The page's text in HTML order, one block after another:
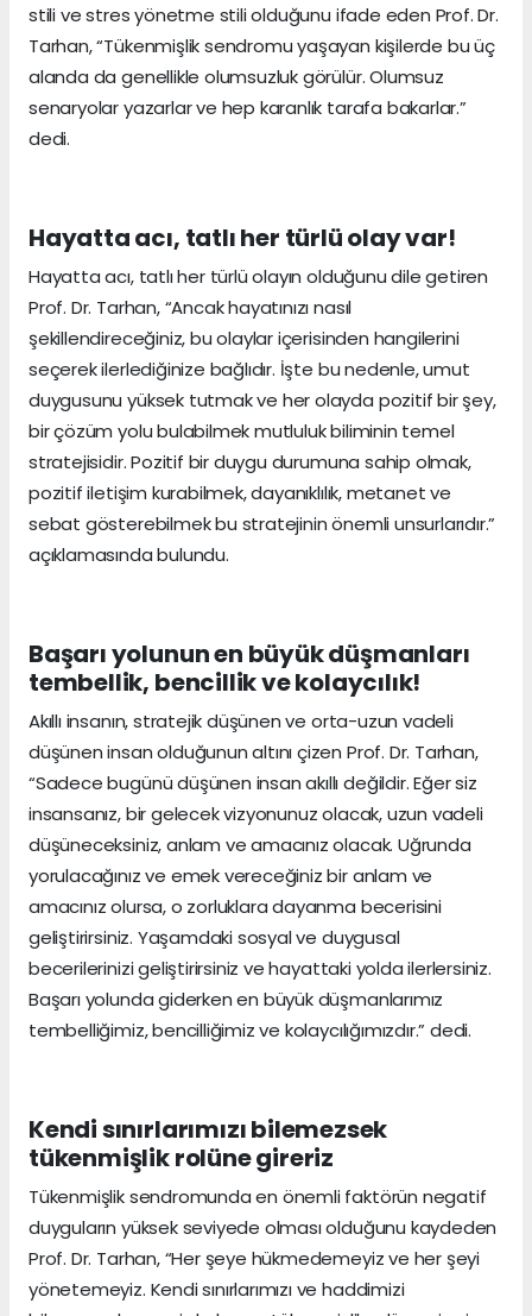
stili ve stres yönetme stili olduğunu ifade eden Prof. Dr.
Tarhan, “Tükenmişlik sendromu yaşayan kişilerde bu üç
alanda da genellikle olumsuzluk görülür. Olumsuz
senaryolar yazarlar ve hep karanlık tarafa bakarlar.”
dedi.
Hayatta acı, tatlı her türlü olay var!
Hayatta acı, tatlı her türlü olayın olduğunu dile getiren
Prof. Dr. Tarhan, “Ancak hayatınızı nasıl
şekillendireceğiniz, bu olaylar içerisinden hangilerini
seçerek ilerlediğinize bağlıdır. İşte bu nedenle, umut
duygusunu yüksek tutmak ve her olayda pozitif bir şey,
bir çözüm yolu bulabilmek mutluluk biliminin temel
stratejisidir. Pozitif bir duygu durumuna sahip olmak,
pozitif iletişim kurabilmek, dayanıklılık, metanet ve
sebat gösterebilmek bu stratejinin önemli unsurlarıdır.”
açıklamasında bulundu.
Başarı yolunun en büyük düşmanları
tembellik, bencillik ve kolaycılık!
Akıllı insanın, stratejik düşünen ve orta-uzun vadeli
düşünen insan olduğunun altını çizen Prof. Dr. Tarhan,
“Sadece bugünü düşünen insan akıllı değildir. Eğer siz
insansanız, bir gelecek vizyonunuz olacak, uzun vadeli
düşüneceksiniz, anlam ve amacınız olacak. Uğrunda
yorulacağınız ve emek vereceğiniz bir anlam ve
amacınız olursa, o zorluklara dayanma becerisini
geliştirirsiniz. Yaşamdaki sosyal ve duygusal
becerilerinizi geliştirirsiniz ve hayattaki yolda ilerlersiniz.
Başarı yolunda giderken en büyük düşmanlarımız
tembelliğimiz, bencilliğimiz ve kolaycılığımızdır.” dedi.
Kendi sınırlarımızı bilemezsek
tükenmişlik rolüne gireriz
Tükenmişlik sendromunda en önemli faktörün negatif
duyguların yüksek seviyede olması olduğunu kaydeden
Prof. Dr. Tarhan, “Her şeye hükmedemeyiz ve her şeyi
yönetemeyiz. Kendi sınırlarımızı ve haddimizi